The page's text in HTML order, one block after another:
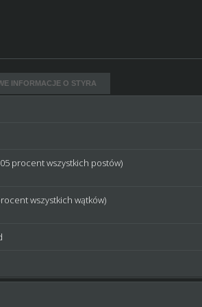
INFORMACJE O STYRA
procent wszystkich postów)
wszystkich wątków)